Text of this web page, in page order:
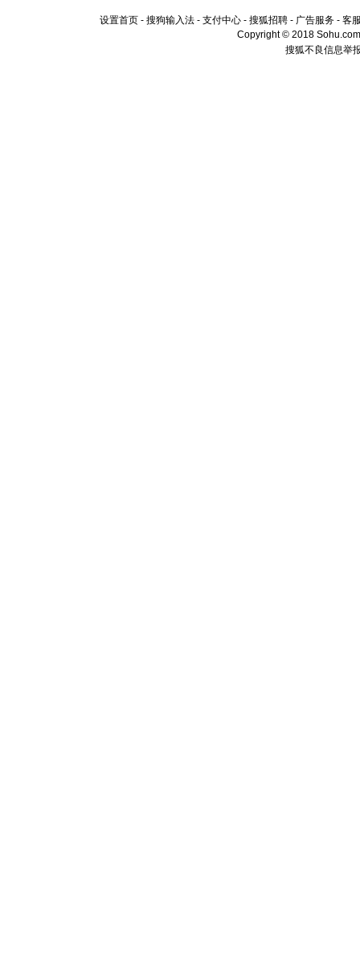
设置首页 - 搜狗输入法 - 支付中心 - 搜狐招聘 - 广告服务 - 客
Copyright © 2018
搜狐不良信息举